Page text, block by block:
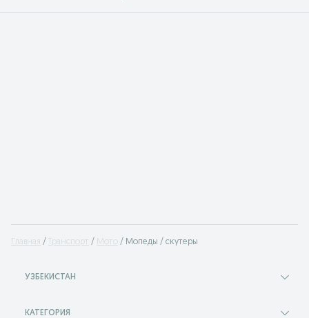
Главная Транспорт Мото Мопеды / скутеры
УЗБЕКИСТАН
КАТЕГОРИЯ